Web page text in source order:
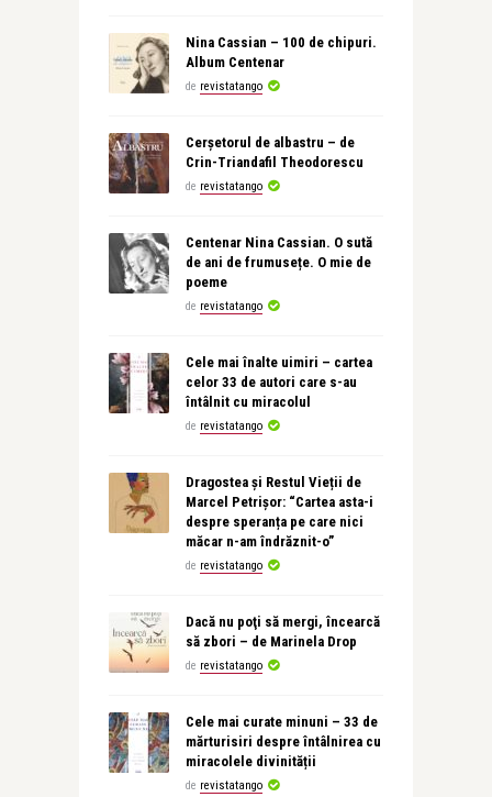
Nina Cassian – 100 de chipuri.
Album Centenar
de revistatango
Cerșetorul de albastru – de
Crin-Triandafil Theodorescu
de revistatango
Centenar Nina Cassian. O sută
de ani de frumusețe. O mie de
poeme
de revistatango
Cele mai înalte uimiri – cartea
celor 33 de autori care s-au
întâlnit cu miracolul
de revistatango
Dragostea și Restul Vieții de
Marcel Petrișor: “Cartea asta-i
despre speranța pe care nici
măcar n-am îndrăznit-o”
de revistatango
Dacă nu poţi să mergi, încearcă
să zbori – de Marinela Drop
de revistatango
Cele mai curate minuni – 33 de
mărturisiri despre întâlnirea cu
miracolele divinității
de revistatango